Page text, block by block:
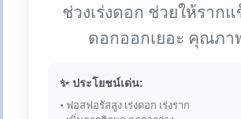
ช่วงเร่งดอก ช่วยให้รากแ
ดอกออกเยอะ คุณภา
✨ ประโยชน์เด่น:
• ฟอสฟอรัสสูง เร่งดอก เร่งราก